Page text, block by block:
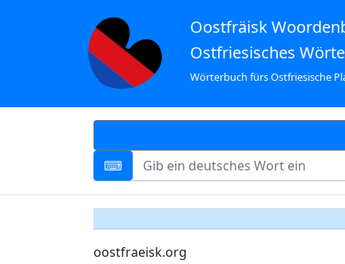
Oostfräisk
Ostfriesisches
Wörterbuch fürs Ostfriesische
oostfraeisk.org